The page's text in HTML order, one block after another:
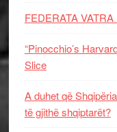
FEDERATA
“Pinocchio’s
Slice
A duhet që
të gjithë shqiptarët?